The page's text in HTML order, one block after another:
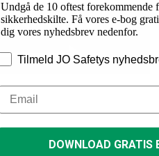
Undgå de 10 oftest forekommende
sikkerhedskilte. Få vores e-bog
dig vores nyhedsbrev nedenfor.
Tilmeld JO Safetys
DOWNLOAD GRATIS